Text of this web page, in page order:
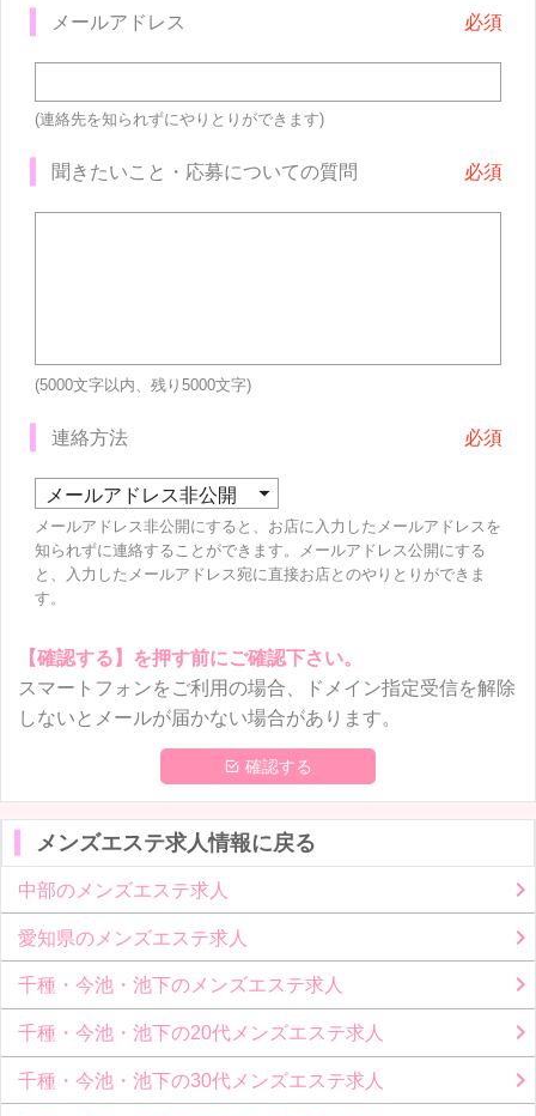
メールアドレス
(連絡先を知られずにやりとりができます)
聞きたいこと・応募についての質問
(5000文字以内、残り 5000文字)
連絡方法
メールアドレス非公開にすると、お店に入力したメールアドレスを
知られずに連絡することができます。メールアドレス公開にする
と、入力したメールアドレス宛に直接お店とのやりとりができま
す。
【確認する】を押す前にご確認下さい。
スマートフォンをご利用の場合、ドメイン指定受信を解除
しないとメールが届かない場合があります。
 確認する
メンズエステ求人情報に戻る
中部のメンズエステ求人
愛知県のメンズエステ求人
千種・今池・池下のメンズエステ求人
千種・今池・池下の20代メンズエステ求人
千種・今池・池下の30代メンズエステ求人